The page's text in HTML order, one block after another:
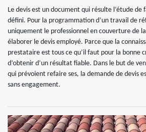
Le devis est un document qui résulte l’étude de
défini. Pour la programmation d’un travail de
uniquement le professionnel en couverture de
élaborer le devis employé. Parce que la
prestataire est tous ce qu’il faut pour la bonne
d’obtenir d’un résultat fiable. Dans le but de
qui prévoient refaire ses, la demande de devis
sans engagement.